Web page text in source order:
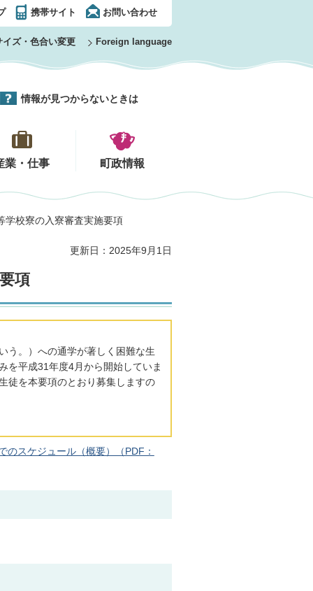
携帯サイト お問い合わせ
イズ・色合い変更 Foreign language
情報が見つからないときは
業・仕事 町政情報
学校寮の入寮審査実施要項
更新日：2025年9月1日
項
う。）への通学が著しく困難な生
を平成31年度4月から開始していま
徒を本要項のとおり募集しますの
スケジュール（概要）（PDF：